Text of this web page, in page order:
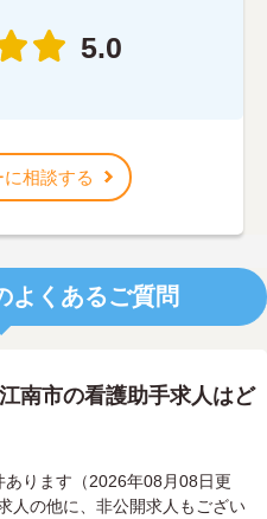
5.0
相談する
よくあるご質問
南市の看護助手求人はど
ります（2026年08月08日更
人の他に、非公開求人もござい